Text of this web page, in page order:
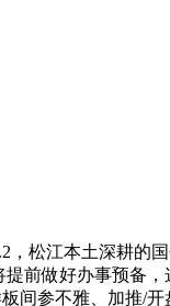
，松江本土深耕的
前做好办事预备
间参不雅、加推/